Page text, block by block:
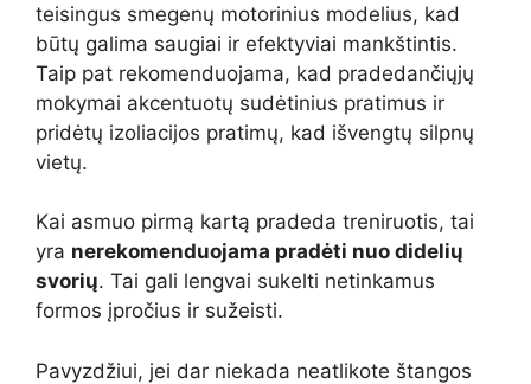
teisingus smegenų motorinius modelius, kad
būtų galima saugiai ir efektyviai mankštintis.
Taip pat rekomenduojama, kad pradedančiųjų
mokymai akcentuotų sudėtinius pratimus ir
pridėtų izoliacijos pratimų, kad išvengtų silpnų
vietų.
Kai asmuo pirmą kartą pradeda treniruotis, tai
yra nerekomenduojama pradėti nuo didelių
svorių. Tai gali lengvai sukelti netinkamus
formos įpročius ir sužeisti.
Pavyzdžiui, jei dar niekada neatlikote štangos